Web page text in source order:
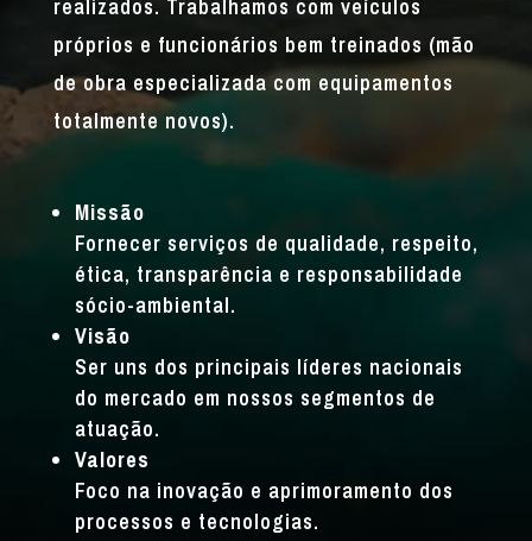
realizados. Trabalhamos com veículos
próprios e funcionários bem treinados (mão
de obra especializada com equipamentos
totalmente novos).
Missão
Fornecer serviços de qualidade, respeito,
ética, transparência e responsabilidade
sócio-ambiental.
Visão
Ser uns dos principais líderes nacionais
do mercado em nossos segmentos de
atuação.
Valores
Foco na inovação e aprimoramento dos
processos e tecnologias.